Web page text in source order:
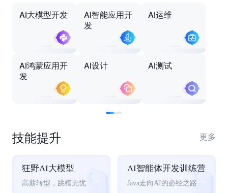
AI大模型开发
AI智能应用开
发
AI运维
AI鸿蒙应用开
发
AI设计 AI测试
技能提升 更多
狂野AI大模型
高薪转型，跳槽无忧
AI智能体开发训练营
Java走向AI的必经之路